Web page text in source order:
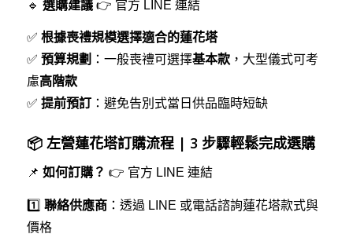
🔹 選購建議👉 官方 LINE 連結
✅ 根據喪禮規模選擇適合的蓮花塔
✅ 預算規劃 ：一般喪禮可選擇基本款，大型儀式可考
慮高階款
✅ 提前預訂：避免告別式當日供品臨時短缺
📦 左營蓮花塔訂購流程 | 3 步驟輕鬆完成選購
📌 如何訂購？ 👉 官方 LINE 連結
1️⃣ 聯絡供應商：透過 LINE 或電話諮詢蓮花塔款式與
價格